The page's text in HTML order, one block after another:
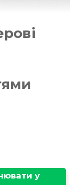
у